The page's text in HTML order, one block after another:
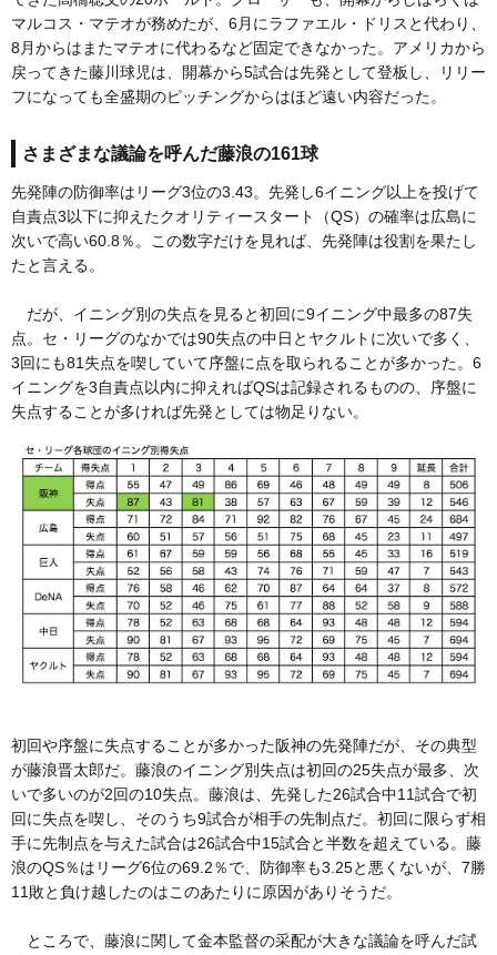
マルコス・マテオが務めたが、6月にラファエル・ドリスと代わり、
8月からはまたマテオに代わるなど固定できなかった。アメリカから
戻ってきた藤川球児は、開幕から5試合は先発として登板し、リリー
フになっても全盛期のピッチングからはほど遠い内容だった。
さまざまな議論を呼んだ藤浪の161球
先発陣の防御率はリーグ3位の3.43。先発し6イニング以上を投げて
自責点3以下に抑えたクオリティースタート（QS）の確率は広島に
次いで高い60.8％。この数字だけを見れば、先発陣は役割を果たし
たと言える。
だが、イニング別の失点を見ると初回に9イニング中最多の87失
点。セ・リーグのなかでは90失点の中日とヤクルトに次いで多く、
3回にも81失点を喫していて序盤に点を取られることが多かった。6
イニングを3自責点以内に抑えればQSは記録されるものの、序盤に
失点することが多ければ先発としては物足りない。
初回や序盤に失点することが多かった阪神の先発陣だが、その典型
が藤浪晋太郎だ。藤浪のイニング別失点は初回の25失点が最多、次
いで多いのが2回の10失点。藤浪は、先発した26試合中11試合で初
回に失点を喫し、そのうち9試合が相手の先制点だ。初回に限らず相
手に先制点を与えた試合は26試合中15試合と半数を超えている。藤
浪のQS％はリーグ6位の69.2％で、防御率も3.25と悪くないが、7勝
11敗と負け越したのはこのあたりに原因がありそうだ。
ところで、藤浪に関して金本監督の采配が大きな議論を呼んだ試